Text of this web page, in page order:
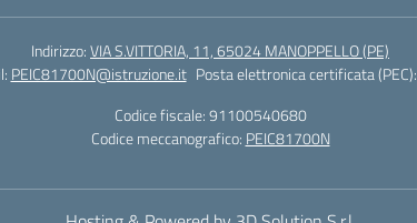
Indirizzo:VIA S.VITTORIA, 11, 65024 MANOPPELLO (PE)
PEIC81700N@istruzione.it Posta elettronica certificata (PEC):
Codice fiscale: 91100540680
Codice meccanografico: PEIC81700N